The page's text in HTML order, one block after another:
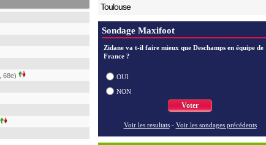
, 68e)
Toulouse
Sondage Maxifoot
Zidane va t-il faire mieux que Deschamps en équipe de
France ?
OUI
NON
Voter
Voir les resultats - Voir les sondages précédents